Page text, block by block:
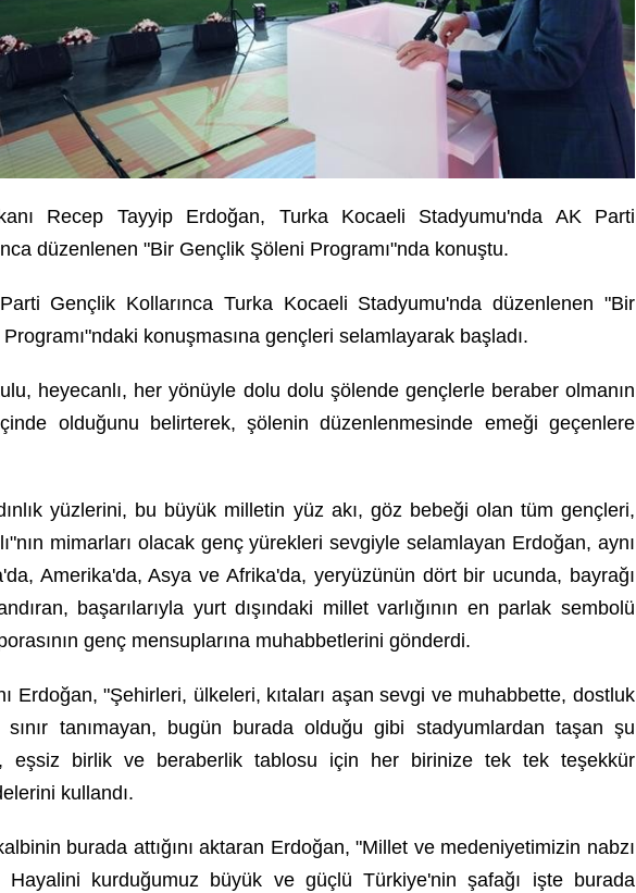
Recep Tayyip Erdoğan, Turka Kocaeli Stadyumu'nda AK Parti
düzenlenen "Bir Gençlik Şöleni Programı"nda konuştu.
Gençlik Kollarınca Turka Kocaeli Stadyumu'nda düzenlenen "Bir
konuşmasına gençleri selamlayarak başladı.
heyecanlı, her yönüyle dolu dolu şölende gençlerle beraber olmanın
olduğunu belirterek, şölenin düzenlenmesinde emeği geçenlere
yüzlerini, bu büyük milletin yüz akı, göz bebeği olan tüm gençleri,
mimarları olacak genç yürekleri sevgiyle selamlayan Erdoğan, aynı
Amerika'da, Asya ve Afrika'da, yeryüzünün dört bir ucunda, bayrağı
başarılarıyla yurt dışındaki millet varlığının en parlak sembolü
genç mensuplarına muhabbetlerini gönderdi.
Erdoğan, "Şehirleri, ülkeleri, kıtaları aşan sevgi ve muhabbette, dostluk
tanımayan, bugün burada olduğu gibi stadyumlardan taşan şu
eşsiz birlik ve beraberlik tablosu için her birinize tek tek teşekkür
kullandı.
burada attığını aktaran Erdoğan, "Millet ve medeniyetimizin nabzı
Hayalini kurduğumuz büyük ve güçlü Türkiye'nin şafağı işte burada